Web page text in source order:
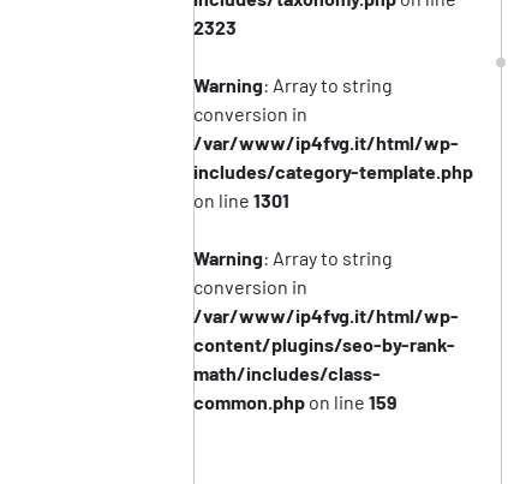
2323
Warning: Array to string
conversion in
/var/www/ip4fvg.it/html/wp-
includes/category-template.php
on line1301
Warning: Array to string
conversion in
/var/www/ip4fvg.it/html/wp-
content/plugins/seo-by-rank-
math/includes/class-
common.php on line159